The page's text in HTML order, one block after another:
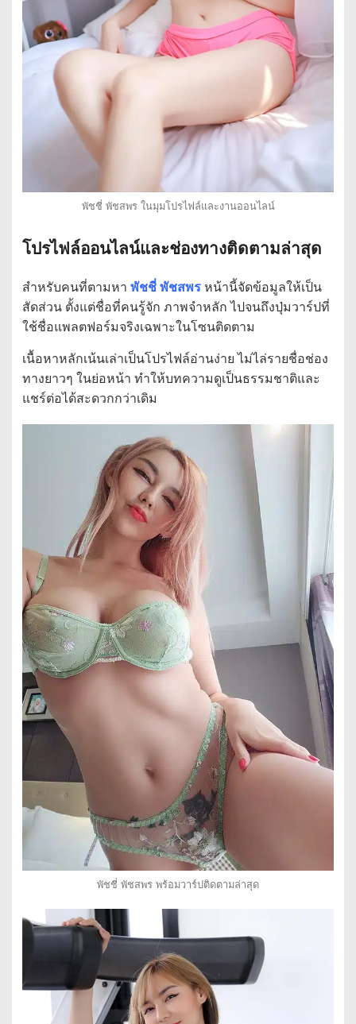
พัชชี่ พัชสพร ในมุมโปรไฟล์และงานออนไลน์
โปรไฟล์ออนไลน์และช่องทางติดตามล่าสุด
สำหรับคนที่ตามหา พัชชี่ พัชสพรหน้านี้จัดข้อมูลให้เป็น
สัดส่วน ตั้งแต่ชื่อที่คนรู้จัก ภาพจำหลัก ไปจนถึงปุ่มวาร์ปที่
ใช้ชื่อแพลตฟอร์มจริงเฉพาะในโซนติดตาม
เนื้อหาหลักเน้นเล่าเป็นโปรไฟล์อ่านง่าย ไม่ไล่รายชื่อช่อง
ทางยาวๆ ในย่อหน้า ทำให้บทความดูเป็นธรรมชาติและ
แชร์ต่อได้สะดวกกว่าเดิม
พัชชี่ พัชสพร พร้อมวาร์ปติดตามล่าสุด